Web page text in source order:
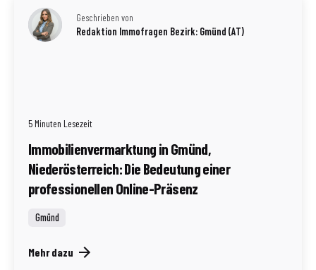
Geschrieben von
Redaktion Immofragen Bezirk: Gmünd (AT)
5 Minuten Lesezeit
Immobilienvermarktung in Gmünd,
Niederösterreich: Die Bedeutung einer
professionellen Online-Präsenz
Gmünd
Mehr dazu